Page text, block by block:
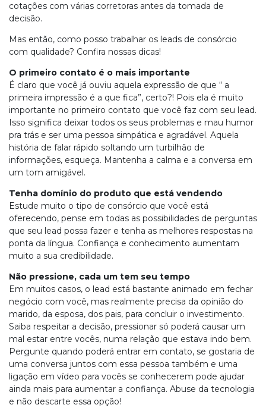
cotações com várias corretoras antes da tomada de
decisão.
Mas então, como posso trabalhar os leads de consórcio
com qualidade? Confira nossas dicas!
O primeiro contato é o mais importante
É claro que você já ouviu aquela expressão de que “ a
primeira impressão é a que fica”, certo?! Pois ela é muito
importante no primeiro contato que você faz com seu lead.
Isso significa deixar todos os seus problemas e mau humor
pra trás e ser uma pessoa simpática e agradável. Aquela
história de falar rápido soltando um turbilhão de
informações, esqueça. Mantenha a calma e a conversa em
um tom amigável.
Tenha domínio do produto que está vendendo
Estude muito o tipo de consórcio que você está
oferecendo, pense em todas as possibilidades de perguntas
que seu lead possa fazer e tenha as melhores respostas na
ponta da língua. Confiança e conhecimento aumentam
muito a sua credibilidade.
Não pressione, cada um tem seu tempo
Em muitos casos, o lead está bastante animado em fechar
negócio com você, mas realmente precisa da opinião do
marido, da esposa, dos pais, para concluir o investimento.
Saiba respeitar a decisão, pressionar só poderá causar um
mal estar entre vocês, numa relação que estava indo bem.
Pergunte quando poderá entrar em contato, se gostaria de
uma conversa juntos com essa pessoa também e uma
ligação em vídeo para vocês se conhecerem pode ajudar
ainda mais para aumentar a confiança. Abuse da tecnologia
e não descarte essa opção!